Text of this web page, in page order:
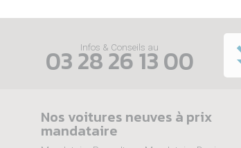
Infos & Conseils au
03 28 26 13 00
Nos voitures neuves à prix
mandataire